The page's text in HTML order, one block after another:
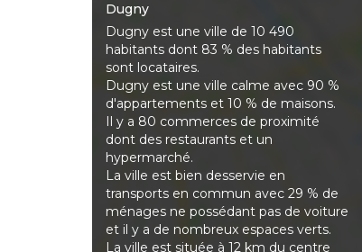
Dugny
Dugny est une ville de 10 490
habitants dont 83 % des habitants
sont locataires.
Dugny est une ville calme avec 90 %
d'appartements et 10 % de maisons.
Il y a 80 commerces de proximité
dont des restaurants et un
hypermarché.
La ville est bien desservie en
transports en commun avec 29 % de
ménages ne possédant pas de voiture
et il y a de nombreux espaces verts.
La ville est située à 12 km du centre